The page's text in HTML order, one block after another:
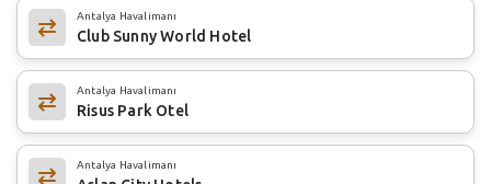
Antalya Havalimanı
Club Sunny World Hotel
Antalya Havalimanı
Risus Park Otel
Antalya Havalimanı